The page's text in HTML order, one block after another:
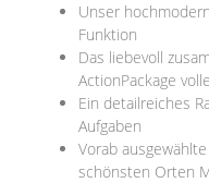
Unser
Funktion
Das liebevoll
ActionPackage
Ein detailreiches
Aufgaben
Vorab
schönsten Orten